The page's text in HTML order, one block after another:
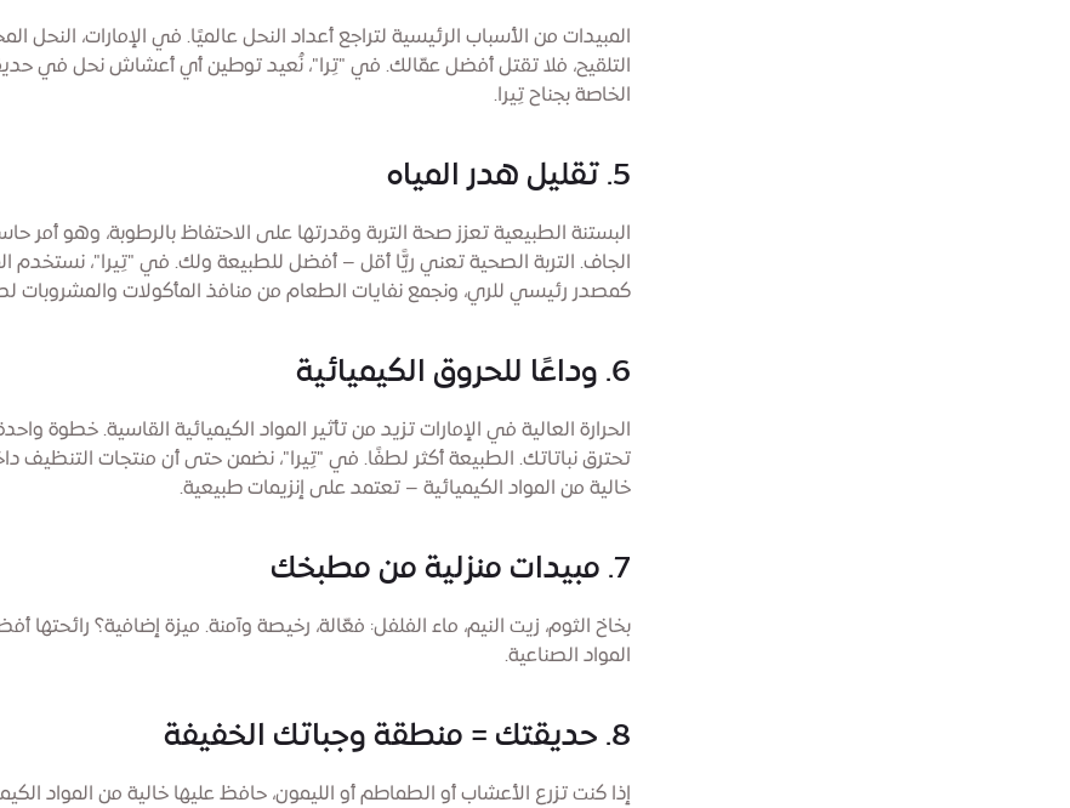
المبيدات من الأسباب الرئيسية لتراجع أعداد النحل عالميًا. في الإمارات، النحل
التلقيح، فلا تقتل أفضل عمّالك. في "تِرا"، نُعيد توطين أي أعشاش نحل في
الخاصة بجناح تِيرا.
5. تقليل هدر المياه
البستنة الطبيعية تعزز صحة التربة وقدرتها على الاحتفاظ بالرطوبة، وهو أمر
الجاف. التربة الصحية تعني ريًّا أقل – أفضل للطبيعة ولك. في "تِيرا"، نستخدم
كمصدر رئيسي للري، ونجمع نفايات الطعام من منافذ المأكولات والمشروبات
6. وداعًا للحروق الكيميائية
الحرارة العالية في الإمارات تزيد من تأثير المواد الكيميائية القاسية. خطوة
تحترق نباتاتك. الطبيعة أكثر لطفًا. في "تِيرا"، نضمن حتى أن منتجات التنظيف
خالية من المواد الكيميائية – تعتمد على إنزيمات طبيعية.
7. مبيدات منزلية من مطبخك
بخاخ الثوم، زيت النيم، ماء الفلفل: فعّالة، رخيصة وآمنة. ميزة إضافية؟ رائحتها
المواد الصناعية.
8. حديقتك = منطقة وجباتك الخفيفة
إذا كنت تزرع الأعشاب أو الطماطم أو الليمون، حافظ عليها خالية من المواد